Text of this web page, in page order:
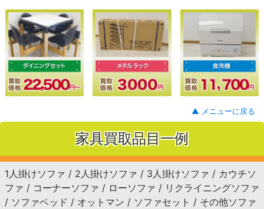
▲ メニューに戻る
家具買取品目一例
1人掛けソファ / 2人掛けソファ / 3人掛けソファ / カウチソ
ファ / コーナーソファ / ローソファ / リクライニングソファ
/ ソファベッド / オットマン / ソファセット / その他ソファ